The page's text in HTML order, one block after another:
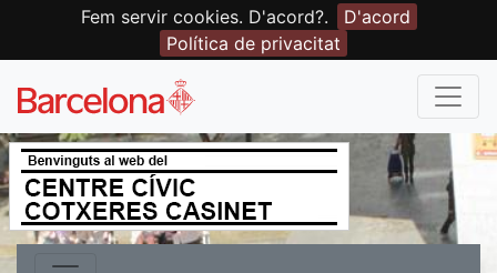
Fem servir cookies. D'acord?.
D'acord
Política de privacitat